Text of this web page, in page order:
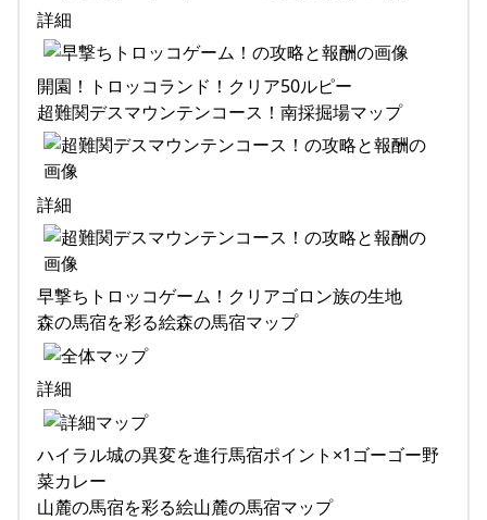
詳細
開園！トロッコランド！クリア50ルピー
超難関デスマウンテンコース！南採掘場マップ
詳細
早撃ちトロッコゲーム！クリアゴロン族の生地
森の馬宿を彩る絵森の馬宿マップ
詳細
ハイラル城の異変を進行馬宿ポイント×1ゴーゴー野
菜カレー
山麓の馬宿を彩る絵山麓の馬宿マップ